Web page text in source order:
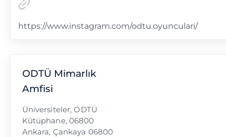
https://www.instagram.com/odtu.oyunculari/
ODTÜ Mimarlık
Amfisi
Üniversiteler, ODTÜ
Kütüphane, 06800
Ankara, Çankaya 06800